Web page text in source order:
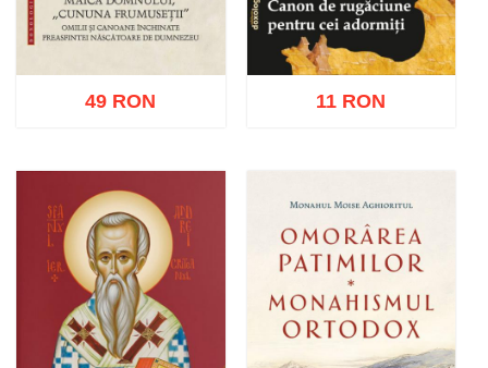
Adaugă în coș Wishlist
49 RON 11 RON